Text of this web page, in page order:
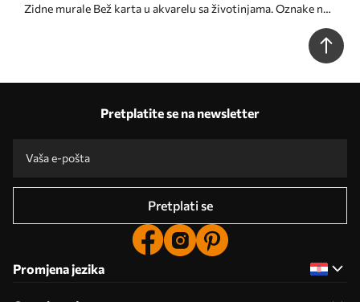
Zidne murale Bež karta u akvarelu sa životinjama. Oznake na
Pretplatite se na newsletter
Pretplati se
Promjena jezika